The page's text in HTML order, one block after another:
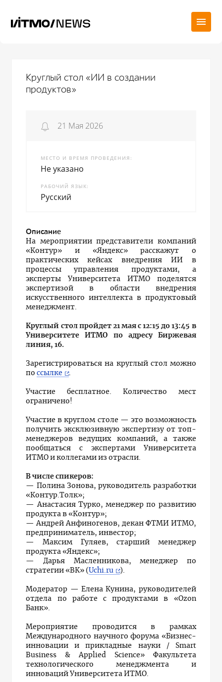
Круглый стол «ИИ в создании
продуктов»
21 Мая 2026
МЕСТО И ВРЕМЯ ПРОВЕДЕНИЯ
Не указано
РАБОЧИЙ ЯЗЫК
Русский
Описание
На мероприятии представители компаний
«Контур» и «Яндекс» расскажут о
практических кейсах внедрения ИИ в
процессы управления продуктами, а
эксперты Университета ИТМО поделятся
экспертизой в области внедрения
искусственного интеллекта в продуктовый
менеджмент.
Круглый стол пройдет 21 мая с 12:15 до 13:45 в
Университете ИТМО по адресу Биржевая
линия, 16.
Зарегистрироваться на круглый стол можно
поссылке .
Участие бесплатное. Количество мест
ограничено!
Участие в круглом столе — это возможность
получить эксклюзивную экспертизу от топ-
менеджеров ведущих компаний, а также
пообщаться с экспертами Университета
ИТМО и коллегами из отрасли.
В числе спикеров:
— Полина Зонова, руководитель разработки
«Контур.Толк»;
— Анастасия Турко, менеджер по развитию
продукта в «Контур»;
— Андрей Анфиногенов, декан ФТМИ ИТМО,
предприниматель, инвестор;
— Максим Гуляев, старший менеджер
продукта «Яндекс»;
— Дарья Масленникова, менеджер по
стратегии «ВК» ( Uchi.ru ).
Модератор — Елена Кунина, руководителей
отдела по работе с продуктами в «Ozon
Банк».
Мероприятие проводится в рамках
Международного научного форума «Бизнес-
инновации и прикладные науки / Smart
Business & Applied Science» Факультета
технологического менеджмента и
инноваций Университета ИТМО.